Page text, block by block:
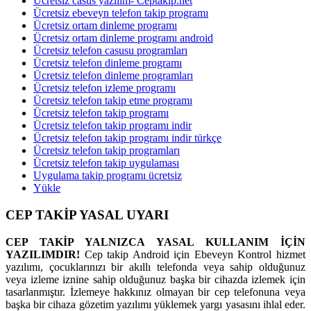
Ücretsiz ebeveyn telefon takip programı
Ücretsiz ortam dinleme programı
Ücretsiz ortam dinleme programı android
Ücretsiz telefon casusu programları
Ücretsiz telefon dinleme programı
Ücretsiz telefon dinleme programları
Ücretsiz telefon izleme programı
Ücretsiz telefon takip etme programı
Ücretsiz telefon takip programı
Ücretsiz telefon takip programı indir
Ücretsiz telefon takip programı indir türkçe
Ücretsiz telefon takip programları
Ücretsiz telefon takip uygulaması
Uygulama takip programı ücretsiz
Yükle
CEP TAKİP YASAL UYARI
CEP TAKİP YALNIZCA YASAL KULLANIM İÇİN
YAZILIMDIR! Cep takip Android için Ebeveyn Kontrol hizmet
yazılımı, çocuklarınızı bir akıllı telefonda veya sahip olduğunuz
veya izleme iznine sahip olduğunuz başka bir cihazda izlemek için
tasarlanmıştır. İzlemeye hakkınız olmayan bir cep telefonuna veya
başka bir cihaza gözetim yazılımı yüklemek yargı yasasını ihlal eder.